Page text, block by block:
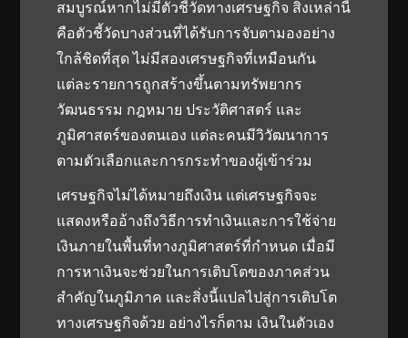
สมบูรณ์หากไม่มีตัวชี้วัดทางเศรษฐกิจ สิ่งเหล่านี้
คือตัวชี้วัดบางส่วนที่ได้รับการจับตามองอย่าง
ใกล้ชิดที่สุด ไม่มีสองเศรษฐกิจที่เหมือนกัน
แต่ละรายการถูกสร้างขึ้นตามทรัพยากร
วัฒนธรรม กฎหมาย ประวัติศาสตร์ และ
ภูมิศาสตร์ของตนเอง แต่ละคนมีวิวัฒนาการ
ตามตัวเลือกและการกระทำของผู้เข้าร่วม
เศรษฐกิจไม่ได้หมายถึงเงิน แต่เศรษฐกิจจะ
แสดงหรืออ้างถึงวิธีการทำเงินและการใช้จ่าย
เงินภายในพื้นที่ทางภูมิศาสตร์ที่กำหนด เมื่อมี
การหาเงินจะช่วยในการเติบโตของภาคส่วน
สำคัญในภูมิภาค และสิ่งนี้แปลไปสู่การเติบโต
ทางเศรษฐกิจด้วย อย่างไรก็ตาม เงินในตัวเอง